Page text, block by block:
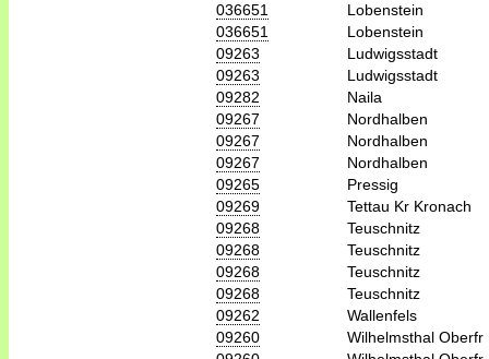
036651
Lobenstein
036651
Lobenstein
09263
Ludwigsstadt
09263
Ludwigsstadt
09282
Naila
09267
Nordhalben
09267
Nordhalben
09267
Nordhalben
09265
Pressig
09269
Tettau Kr Kronach
09268
Teuschnitz
09268
Teuschnitz
09268
Teuschnitz
09268
Teuschnitz
09262
Wallenfels
09260
Wilhelmsthal Oberfr